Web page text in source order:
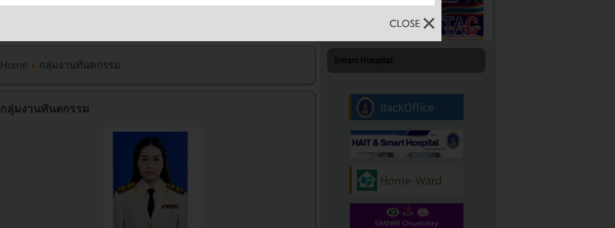
Home กลุ่มงานทันตกรรม
กลุ่มงานทันตกรรม
Smart Hospital